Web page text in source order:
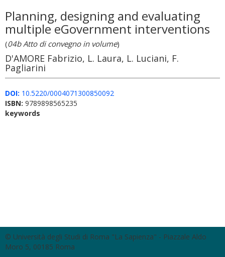
Planning, designing and evaluating
multiple eGovernment interventions
(04b Atto di convegno in volume)
D'AMORE Fabrizio, L. Laura, L. Luciani, F.
Pagliarini
DOI: 10.5220/0004071300850092
ISBN: 9789898565235
keywords
© Università degli Studi di Roma "La Sapienza" - Piazzale Aldo
Moro 5, 00185 Roma